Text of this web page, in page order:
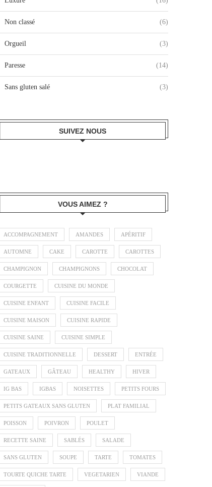
Non classé (6)
Orgueil (3)
Paresse (14)
Sans gluten salé (3)
SUIVEZ NOUS
VOUS AIMEZ ?
ACCOMPAGNEMENT AMANDES APÉRITIF
AUTOMNE CAKE CAROTTE CAROTTES
CHAMPIGNON CHAMPIGNONS CHOCOLAT
COURGETTE CUISINE DU MONDE
CUISINE ENFANT CUISINE FACILE
CUISINE MAISON CUISINE RAPIDE
CUISINE SAINE CUISINE SIMPLE
CUISINE TRADITIONNELLE DESSERT ENTRÉE
GATEAUX GÂTEAU HEALTHY HIVER
IG BAS IGBAS NOISETTES PETITS FOURS
PETITS GATEAUX SANS GLUTEN PLAT FAMILIAL
POISSON POIVRON POULET
RECETTE SAINE SABLÉS SALADE
SANS GLUTEN SOUPE TARTE TOMATES
TOURTE QUICHE TARTE VEGETARIEN VIANDE